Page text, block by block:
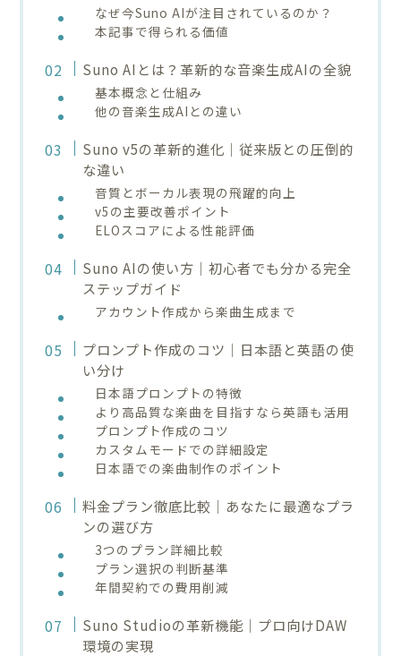
なぜ今Suno AIが注目されているのか？
本記事で得られる価値
Suno AIとは？革新的な音楽生成AIの全貌
基本概念と仕組み
他の音楽生成AIとの違い
Suno v5の革新的進化｜従来版との圧倒的
な違い
音質とボーカル表現の飛躍的向上
v5の主要改善ポイント
ELOスコアによる性能評価
Suno AIの使い方｜初心者でも分かる完全
ステップガイド
アカウント作成から楽曲生成まで
プロンプト作成のコツ｜日本語と英語の使
い分け
日本語プロンプトの特徴
より高品質な楽曲を目指すなら英語も活用
プロンプト作成のコツ
カスタムモードでの詳細設定
日本語での楽曲制作のポイント
料金プラン徹底比較｜あなたに最適なプラ
ンの選び方
3つのプラン詳細比較
プラン選択の判断基準
年間契約での費用削減
Suno Studioの革新機能｜プロ向けDAW
環境の実現